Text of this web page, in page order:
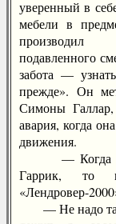
уверенный в
мебели в
производил
подавленного
забота —
прежде». Он
Симоны
авария, когда
движения.
— Когда
Гаррик, то
«Лендровер-
— Не надо так